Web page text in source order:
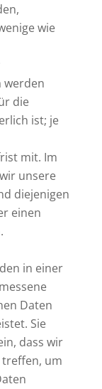
wie
werden
die
ist; je
mit. Im
unsere
diejenigen
einen
in einer
Daten
Sie
dass wir
um